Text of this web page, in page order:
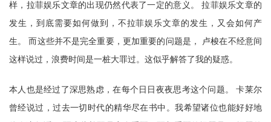
样，拉菲娱乐文章的出现仍然代表了一定的意义。 拉菲娱乐文章的
发生，到底需要如何做到，不拉菲娱乐文章的发生，又会如何产
生。 而这些并不是完全重要，更加重要的问题是， 卢梭在不经意间
这样说过，浪费时间是一桩大罪过。这似乎解答了我的疑惑。
本人也是经过了深思熟虑，在每个日日夜夜思考这个问题。 卡莱尔
曾经说过，过去一切时代的精华尽在书中。我希望诸位也能好好地